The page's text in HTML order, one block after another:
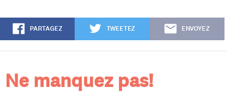
PARTAGEZ TWEETEZ ENVOYEZ
Ne manquez pas!